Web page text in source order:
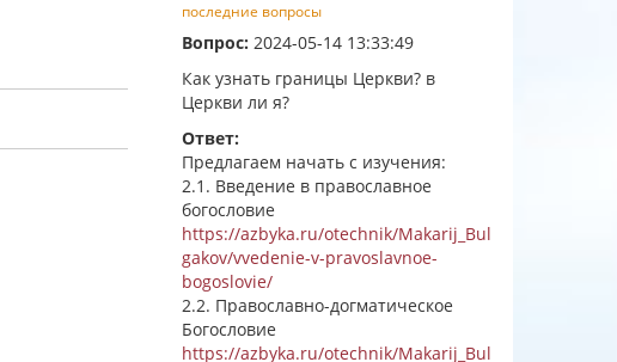
последние вопросы
Вопрос: 2024-05-14 13:33:49
Как узнать границы Церкви? в
Церкви ли я?
Ответ:
Предлагаем начать с изучения:
2.1. Введение в православное
богословие
https://azbyka.ru/otechnik/Makarij_Bul
gakov/vvedenie-v-pravoslavnoe-
bogoslovie/
2.2. Православно-догматическое
Богословие
https://azbyka.ru/otechnik/Makarij_Bul